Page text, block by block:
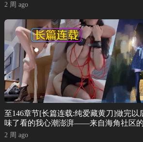
2 周 ago
至146章节[长篇连载:纯爱藏黄刀]做完以
味了看的我心潮澎湃——来自海角社区
2 周 ago